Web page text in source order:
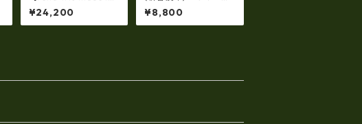
apan】牛革製品・エ
ナメルクロコ・ショル
ダーバッグ(日本製）ir
¥24,200
ードバン製 スマート
キーミニケース 日本
製 tt-0424
¥8,800